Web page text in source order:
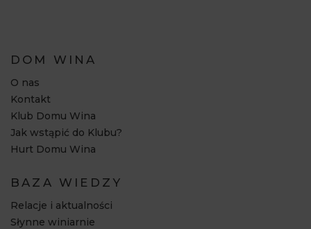
DOM WINA
O nas
Kontakt
Klub Domu Wina
Jak wstąpić do Klubu?
Hurt Domu Wina
BAZA WIEDZY
Relacje i aktualności
Słynne winiarnie